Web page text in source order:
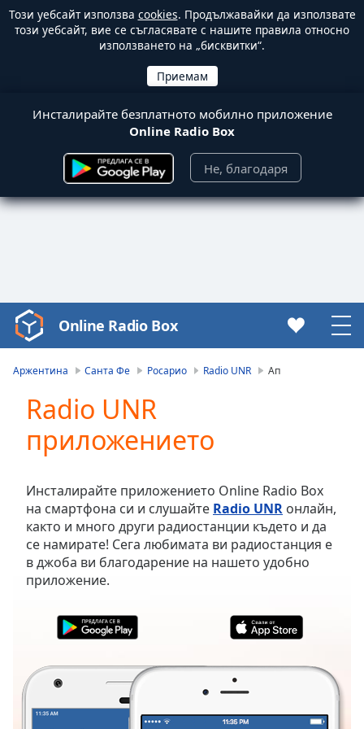
Този уебсайт използва cookies. Продължавайки да използвате
този уебсайт, вие се съгласявате с нашите правила относно
използването на „бисквитки“.
Инсталирайте безплатното мобилно приложение
Online Radio Box
Не, благодаря
Video
Player
Video
Skip
Forward
Mute
Current
Time0:00
Duration-:-
Seek to
live,
behind
Online Radio Box
Аржентина Санта Фе Росарио Radio UNR Ап
Radio UNR
приложението
Инсталирайте приложението Online Radio Box
на смартфона си и слушайте Radio UNR онлайн,
както и много други радиостанции където и да
се намирате! Сега любимата ви радиостанция е
в джоба ви благодарение на нашето удобно
приложение.